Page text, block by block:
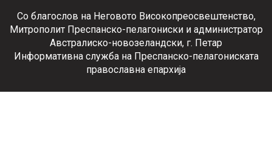
Со благослов на Неговото Високопреосвештенство,
Митрополит Преспанско-пелагониски и администратор
Австралиско-новозеландски, г. Петар
Информативна служба на Преспанско-пелагониската
православна епархија